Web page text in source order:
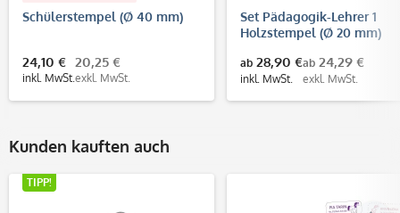
Schülerstempel (Ø 40 mm)
24,10 €
inkl. MwSt.
20,25 €
exkl. MwSt.
Set Pädagogik-Lehrer 1
Holzstempel (Ø 20 mm)
ab 28,90 €
inkl. MwSt.
ab 24,29 €
exkl. MwSt.
Kunden kauften auch
TIPP!